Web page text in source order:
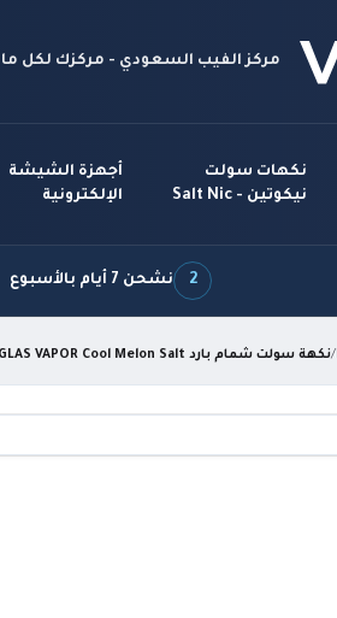
مركز الفيب السعودي - مركزك لكل
نكهات سولت
نيكوتين - Salt Nic
أجهزة الشيشة
الإلكترونية
2 نشحن 7 أيام بالأسبوع
/نكهة سولت شمام بارد GLAS VAPOR Cool Melon Salt